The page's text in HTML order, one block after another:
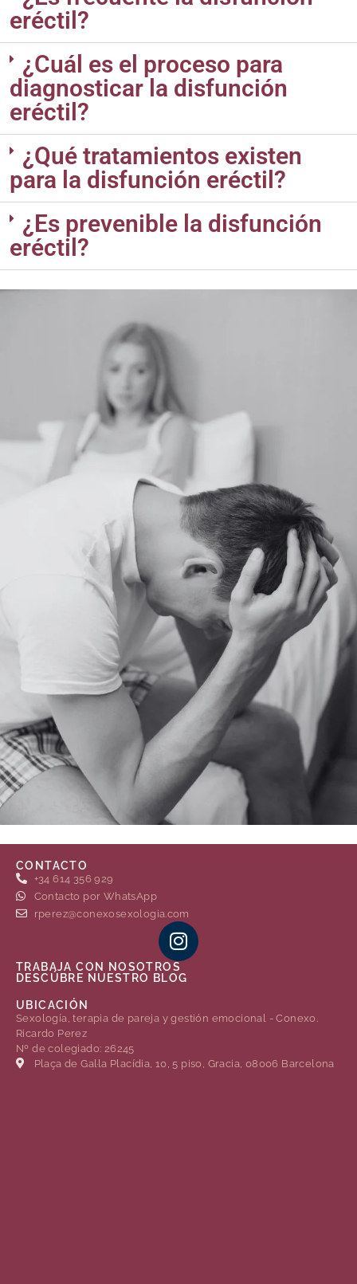
eréctil?
¿Cuál es el proceso para
diagnosticar la disfunción
eréctil?
¿Qué tratamientos existen
para la disfunción eréctil?
¿Es prevenible la disfunción
eréctil?
CONTACTO
+34 614 356 929
Contacto por WhatsApp
rperez@conexosexologia.com
TRABAJA CON NOSOTROS
DESCÚBRE NUESTRO BLOG
UBICACIÓN
Sexología, terapia de pareja y gestión emocional - Conexo.
Ricardo Perez
Nº de colegiado: 26245
Plaça de Gal·la Placídia, 10, 5 piso, Gracia, 08006 Barcelona